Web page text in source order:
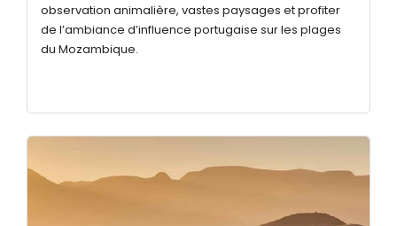
observation animalière, vastes paysages et profiter
de l’ambiance d’influence portugaise sur les plages
du Mozambique.